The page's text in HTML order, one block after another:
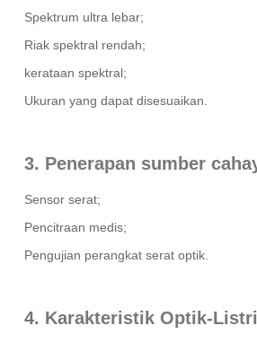
Spektrum ultra lebar;
Riak spektral rendah;
kerataan spektral;
Ukuran yang dapat disesuaikan.
3. Penerapan sumber
Sensor serat;
Pencitraan medis;
Pengujian perangkat serat optik.
4. Karakteristik Optik-